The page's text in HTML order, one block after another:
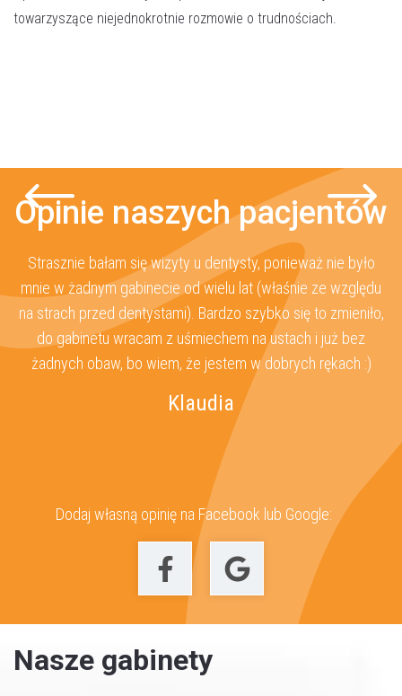
towarzyszące niejednokrotnie rozmowie o trudnościach.
Opinie naszych pacjentów
Strasznie bałam się wizyty u dentysty, ponieważ nie było
mnie w żadnym gabinecie od wielu lat (właśnie ze względu
na strach przed dentystami). Bardzo szybko się to zmieniło,
do gabinetu wracam z uśmiechem na ustach i już bez
żadnych obaw, bo wiem, że jestem w dobrych rękach :)
Klaudia
Dodaj własną opinię na Facebook lub Google:
Nasze gabinety